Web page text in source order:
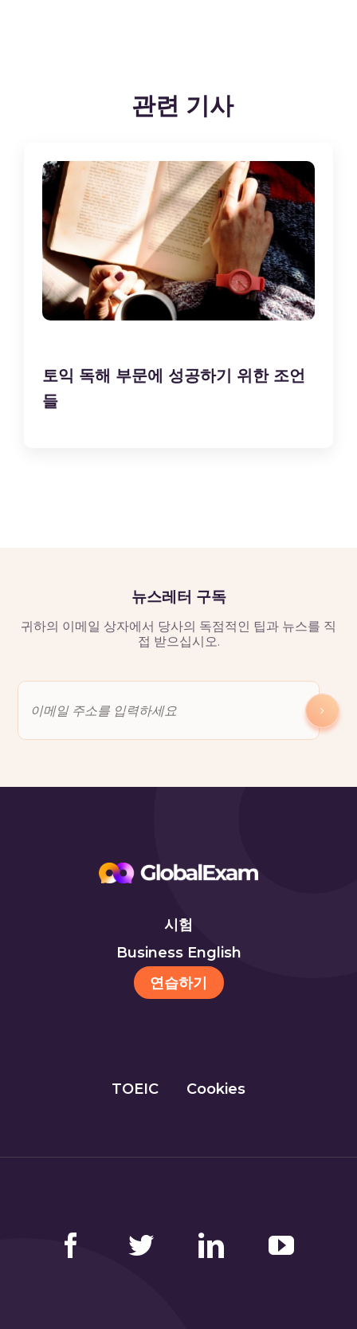
관련 기사
토익 독해 부문에 성공하기 위한 조언
들
뉴스레터 구독
귀하의 이메일 상자에서 당사의 독점적인 팁과 뉴스를 직
접 받으십시오.
시험
Business English
연습하기
TOEIC Cookies